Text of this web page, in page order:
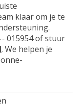
klaar om je te
015954 of stuur
. We helpen je